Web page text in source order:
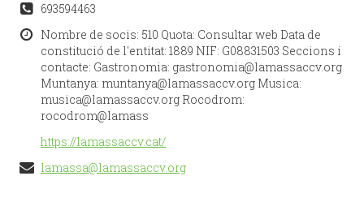
693594463
Nombre de socis: 510 Quota: Consultar web Data de
constitució de l'entitat: 1889 NIF: G08831503 Seccions i
contacte: Gastronomia: gastronomia@lamassaccv.org
Muntanya: muntanya@lamassaccv.org Musica:
musica@lamassaccv.org Rocodrom:
rocodrom@lamass
https://lamassaccv.cat/
lamassa@lamassaccv.org